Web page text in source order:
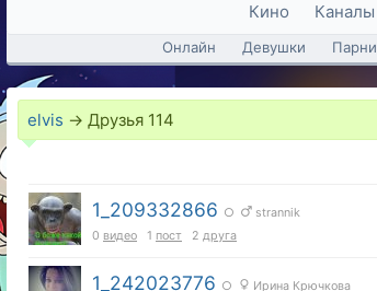
Кино Каналы
Онлайн Девушки Парни
elvis → Друзья 114
1_209332866 ○
strannik
0 видео 1 пост 2 друга
1_242023776 ○ Ирина Крючкова